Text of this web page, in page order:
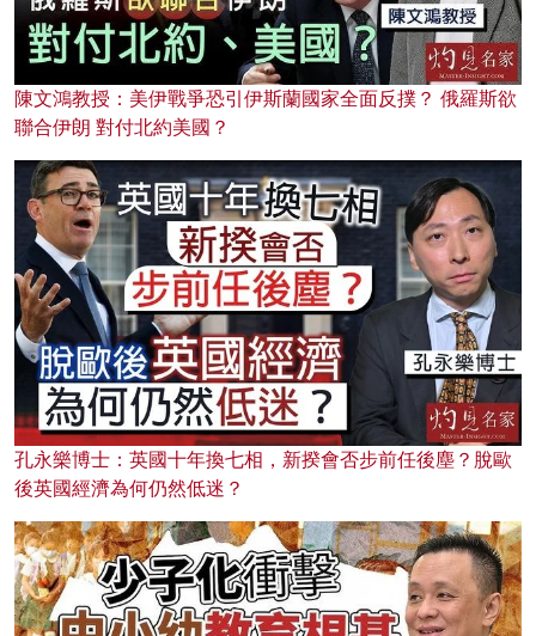
陳文鴻教授：美伊戰爭恐引伊斯蘭國家全面反撲？ 俄羅斯欲
聯合伊朗 對付北約美國？
孔永樂博士：英國十年換七相，新揆會否步前任後塵？脫歐
後英國經濟為何仍然低迷？